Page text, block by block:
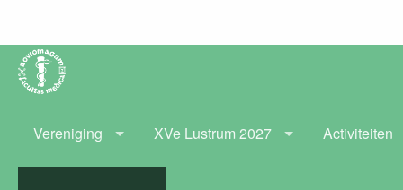
Vereniging XVe Lustrum 2027 Activiteiten